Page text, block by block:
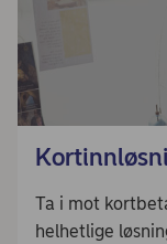
Ta i mot
helhetlige